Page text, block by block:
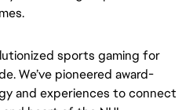
sports gaming for
We’ve pioneered award-
and experiences to connect